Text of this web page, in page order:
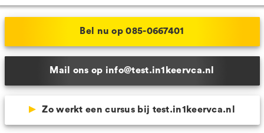
Bel nu op 085-0667401
Mail ons op info@test.in1keervca.nl
Zo werkt een cursus bij test.in1keervca.nl